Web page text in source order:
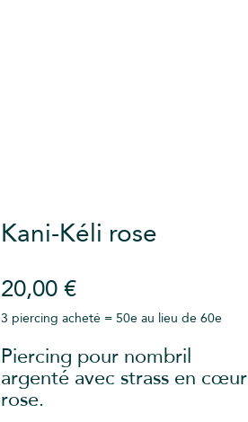
Kani-Kéli rose
20,00 €Prix
3 piercing acheté = 50e au lieu de 60e
Piercing pour nombril
argenté avec strass en cœur
rose.